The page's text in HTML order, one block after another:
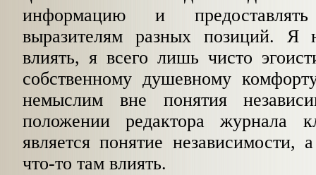
информацию и
выразителям разных позиций.
влиять, я всего лишь чисто
собственному душевному
немыслим вне понятия
положении редактора журнала
является понятие независимости,
что-то там влиять.